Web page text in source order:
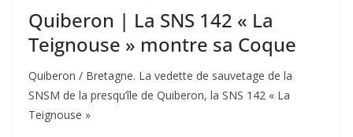
Quiberon | La SNS 142 « La
Teignouse » montre sa Coque
Quiberon / Bretagne. La vedette de sauvetage de la
SNSM de la presqu’île de Quiberon, la SNS 142 « La
Teignouse »